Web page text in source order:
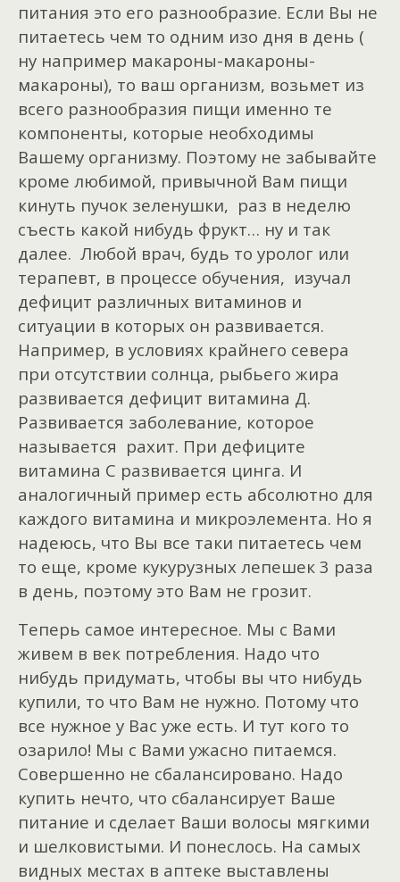
питания это его разнообразие. Если Вы не
питаетесь чем то одним изо дня в день (
ну например макароны-макароны-
макароны), то ваш организм, возьмет из
всего разнообразия пищи именно те
компоненты, которые необходимы
Вашему организму. Поэтому не забывайте
кроме любимой, привычной Вам пищи
кинуть пучок зеленушки, раз в неделю
съесть какой нибудь фрукт… ну и так
далее. Любой врач, будь то уролог или
терапевт, в процессе обучения, изучал
дефицит различных витаминов и
ситуации в которых он развивается.
Например, в условиях крайнего севера
при отсутствии солнца, рыбьего жира
развивается дефицит витамина Д.
Развивается заболевание, которое
называется рахит. При дефиците
витамина С развивается цинга. И
аналогичный пример есть абсолютно для
каждого витамина и микроэлемента. Но я
надеюсь, что Вы все таки питаетесь чем
то еще, кроме кукурузных лепешек 3 раза
в день, поэтому это Вам не грозит.
Теперь самое интересное. Мы с Вами
живем в век потребления. Надо что
нибудь придумать, чтобы вы что нибудь
купили, то что Вам не нужно. Потому что
все нужное у Вас уже есть. И тут кого то
озарило! Мы с Вами ужасно питаемся.
Совершенно не сбалансировано. Надо
купить нечто, что сбалансирует Ваше
питание и сделает Ваши волосы мягкими
и шелковистыми. И понеслось. На самых
видных местах в аптеке выставлены